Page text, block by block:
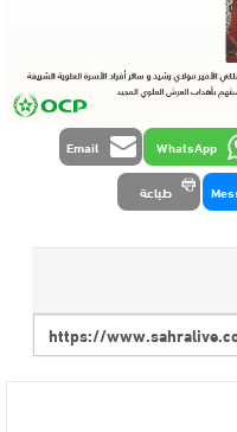
WhatsApp
Email
طباعة